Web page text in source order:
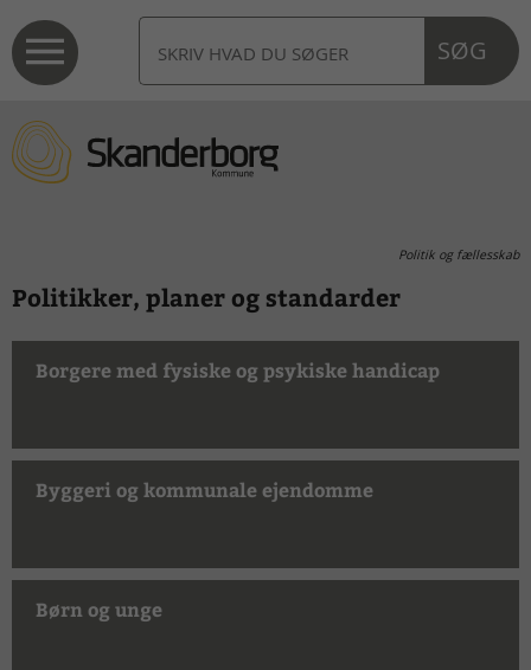
SØG
Politik og fællesskab
Politikker, planer og standarder
Borgere med fysiske og psykiske handicap
Byggeri og kommunale ejendomme
Børn og unge